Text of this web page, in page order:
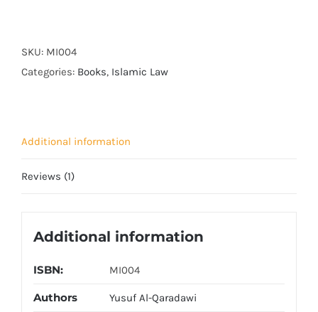
o
Haram
حرام)
SKU: MI004
Categories: Books, Islamic Law
Additional information
Reviews (1)
Additional information
ISBN: MI004
Authors Yusuf Al-Qaradawi